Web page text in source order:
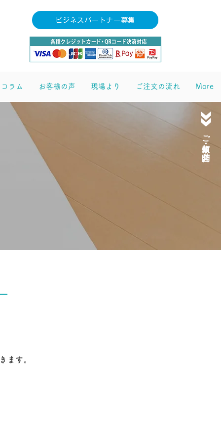
ご依頼・お問合せ
ビジネスパートナー募集
コラム お客様の声 現場より ご注文の流れ More
ます。